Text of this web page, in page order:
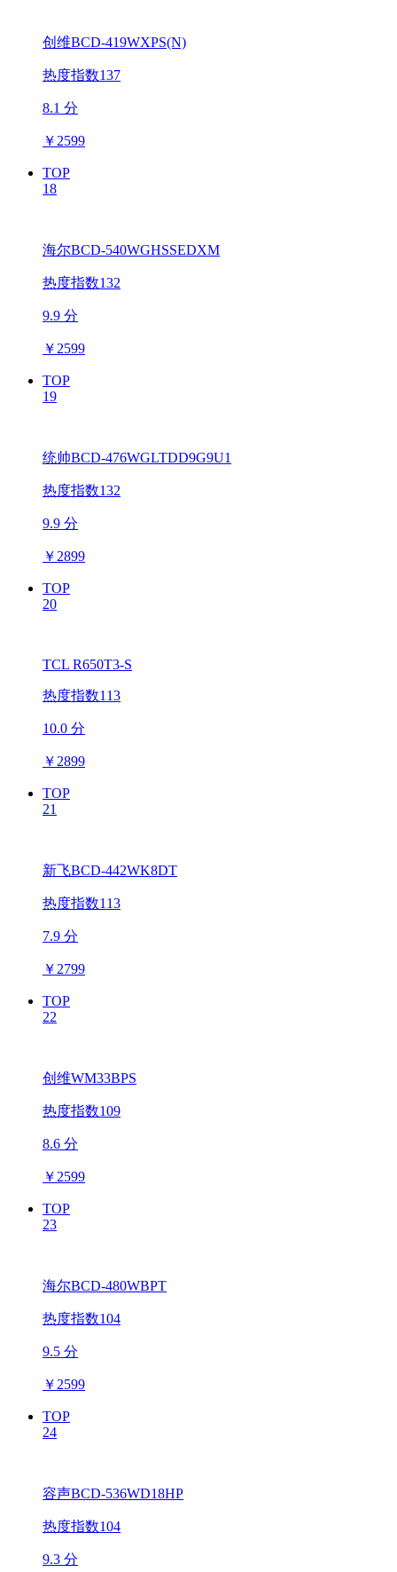
创维BCD-419WXPS(N)
热度指数137
8.1 分
￥ 2599
TOP
18
海尔BCD-540WGHSSEDXM
热度指数132
9.9 分
￥ 2599
TOP
19
统帅BCD-476WGLTDD9G9U1
热度指数132
9.9 分
￥ 2899
TOP
20
TCL R650T3-S
热度指数113
10.0 分
￥ 2899
TOP
21
新飞BCD-442WK8DT
热度指数113
7.9 分
￥ 2799
TOP
22
创维WM33BPS
热度指数109
8.6 分
￥ 2599
TOP
23
海尔BCD-480WBPT
热度指数104
9.5 分
￥ 2599
TOP
24
容声BCD-536WD18HP
热度指数104
9.3 分